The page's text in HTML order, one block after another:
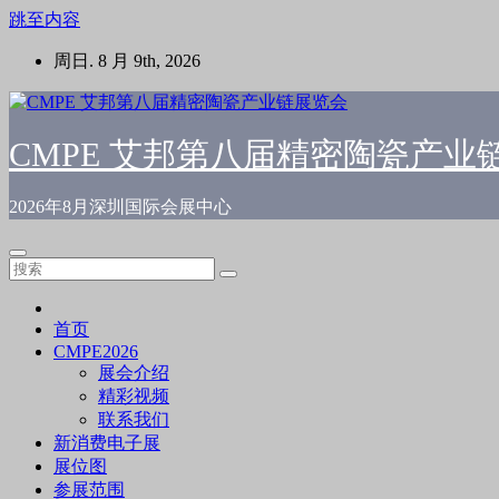
跳至内容
周日. 8 月 9th, 2026
CMPE 艾邦第八届精密陶瓷产业
2026年8月深圳国际会展中心
首页
CMPE2026
展会介绍
精彩视频
联系我们
新消费电子展
展位图
参展范围